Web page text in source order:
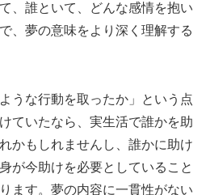
、誰といて、どんな感情を抱い
、夢の意味をより深く理解する
うな行動を取ったか」という点
ていたなら、実生活で誰かを助
かもしれませんし、誰かに助け
が今助けを必要としていること
ます。夢の内容に一貫性がない